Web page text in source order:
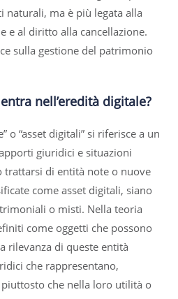
naturali, ma è più legata alla
e al diritto alla cancellazione.
sulla gestione del patrimonio
nell’eredità digitale?
o “asset digitali” si riferisce a un
giuridici e situazioni
trattarsi di entità note o nuove
come asset digitali, siano
o misti. Nella teoria
come oggetti che possono
rilevanza di queste entità
che rappresentano,
che nella loro utilità o